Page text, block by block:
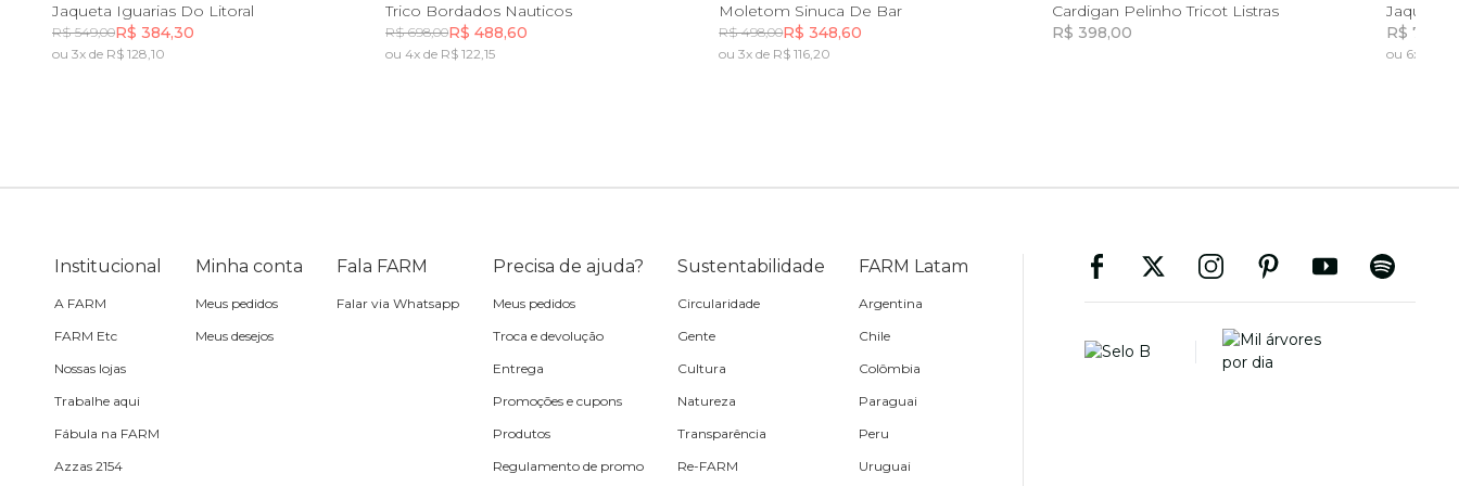
Toalha
PP M G
Jaqueta Iguarias Do Litoral
R$ 549,00R$ 384,30
ou 3x de R$ 128,10
PP M
Trico Bordados Nauticos
R$ 698,00R$ 488,60
ou 4x de R$ 122,15
PP M
Moletom Sinuca De Bar
R$ 498,00R$ 348,60
ou 3x de R$ 116,20
G GG
Cardigan Pelinho Tricot Listras
R$ 398,00
Jaqueta
R$
ou 6x de
Institucional
A FARM
FARM Etc
Nossas lojas
Trabalhe aqui
Fábula na FARM
Azzas 2154
Minha conta
Meus pedidos
Meus desejos
Fala FARM
Falar via Whatsapp
Precisa de ajuda?
Meus pedidos
Troca e devolução
Entrega
Promoções e cupons
Produtos
Regulamento de promo
Sustentabilidade
Circularidade
Gente
Cultura
Natureza
Transparência
Re-FARM
FARM Latam
Argentina
Chile
Colômbia
Paraguai
Peru
Uruguai